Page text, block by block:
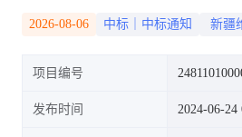
2026-08-06 中标｜中标通知 新疆
项目编号
发布时间 2024-06-24